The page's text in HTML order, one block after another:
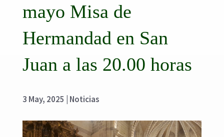
mayo Misa de
Hermandad en San
Juan a las 20.00 horas
3 May, 2025 Noticias